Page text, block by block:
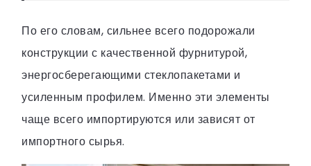
По его словам, сильнее всего подорожали
конструкции с качественной фурнитурой,
энергосберегающими стеклопакетами и
усиленным профилем. Именно эти элементы
чаще всего импортируются или зависят от
импортного сырья.